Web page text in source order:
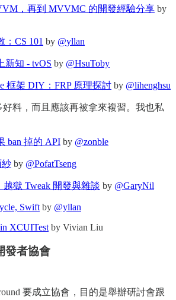
，再到 MVVMC 的開發經驗分享 by
CS 101 by @yllan
新知 - tvOS by @HsuToby
框架 DIY：FRP 原理探討 by @lihenghsu
好料，而且應該再被拿來複習。我也私
ban 掉的 API by @zonble
紗 by @PofatTseng
獄 Tweak 開發與雜談 by @GaryNil
Swift by @yllan
XCUITest by Vivian Liu
發者協會
要成立協會，目的是舉辦研討會跟